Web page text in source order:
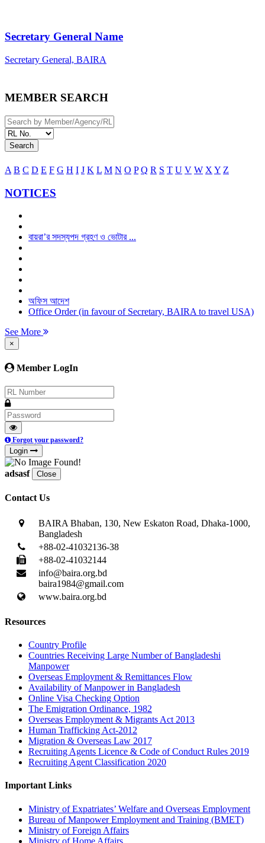
Secretary General Name
Secretary General, BAIRA
MEMBER SEARCH
Search
A B C D E F G H I J K L M N O P Q R S T U V W X Y Z
NOTICES
বায়রা’র সদস্যপদ গ্রহণ ও ভোটার ...
অফিস আদেশ
Office Order (in favour of Secretary, BAIRA to travel USA)
See More
×
Member LogIn
Forgot your password?
Login
adsasf Close
Contact Us
BAIRA Bhaban, 130, New Eskaton Road, Dhaka-1000,
Bangladesh
+88-02-41032136-38
+88-02-41032144
info@baira.org.bd
baira1984@gmail.com
www.baira.org.bd
Resources
Country Profile
Countries Receiving Large Number of Bangladeshi
Manpower
Overseas Employment & Remittances Flow
Availability of Manpower in Bangladesh
Online Visa Checking Option
The Emigration Ordinance, 1982
Overseas Employment & Migrants Act 2013
Human Trafficking Act-2012
Migration & Overseas Law 2017
Recruiting Agents Licence & Code of Conduct Rules 2019
Recruiting Agent Classification 2020
Important Links
Ministry of Expatriates’ Welfare and Overseas Employment
Bureau of Manpower Employment and Training (BMET)
Ministry of Foreign Affairs
Ministry of Home Affairs